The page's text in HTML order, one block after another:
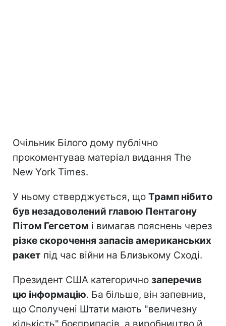
Очільник Білого дому публічно
прокоментував матеріал видання The
New York Times.
У ньому стверджується, що Трамп нібито
був незадоволений главою Пентагону
Пітом Гегсетом і вимагав пояснень через
різке скорочення запасів американських
ракет під час війни на Близькому Сході.
Президент США категорично заперечив
цю інформацію. Ба більше, він запевнив,
що Сполучені Штати мають "величезну
кількість" боєприпасів, а виробництво й